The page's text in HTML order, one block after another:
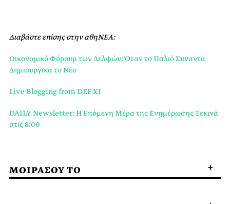
Διαβάστε επίσης στην αθηΝΕΑ:
Οικονομικό Φόρουμ των Δελφών: Όταν το Παλιό Συναντά
Δημιουργικά το Νέο
Live Blogging from DEF XI
DAILY Newsletter: Η Επόμενη Μέρα της Ενημέρωσης Ξεκινά
στις 8:00
ΜΟΙΡΑΣΟΥ ΤΟ